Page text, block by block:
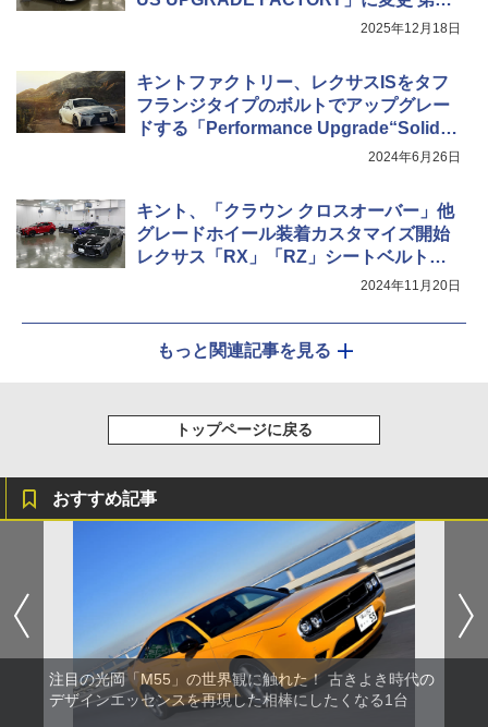
弾は「後付けセキュリティシステム」な
2025年12月18日
キントファクトリー、レクサスISをタフ
フランジタイプのボルトでアップグレー
ドする「Performance Upgrade“Solid”f
2024年6月26日
キント、「クラウン クロスオーバー」他
グレードホイール装着カスタマイズ開始
レクサス「RX」「RZ」シートベルトカ
ラー変更も2025年初旬以降スタート
2024年11月20日
もっと関連記事を見る
トップページに戻る
おすすめ記事
注目の光岡「M55」の世界観に触れた！ 古きよき時代の
デザインエッセンスを再現した相棒にしたくなる1台